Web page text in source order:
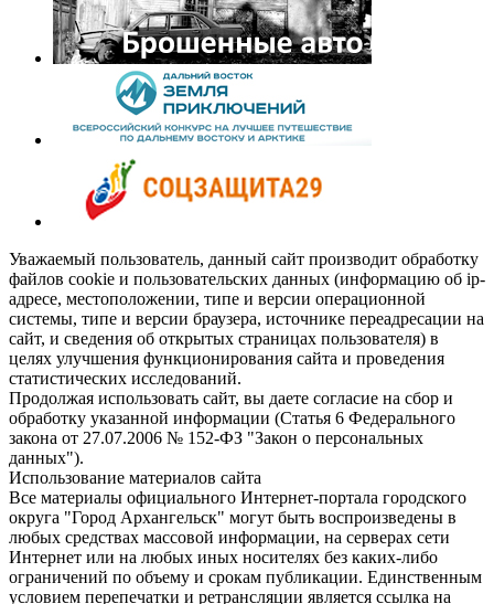
Уважаемый пользователь, данный сайт производит обработку
файлов cookie и пользовательских данных (информацию об ip-
адресе, местоположении, типе и версии операционной
системы, типе и версии браузера, источнике переадресации на
сайт, и сведения об открытых страницах пользователя) в
целях улучшения функционирования сайта и проведения
статистических исследований.
Продолжая использовать сайт, вы даете согласие на сбор и
обработку указанной информации (Статья 6 Федерального
закона от 27.07.2006 № 152-ФЗ "Закон о персональных
данных").
Использование материалов сайта
Все материалы официального Интернет-портала городского
округа "Город Архангельск" могут быть воспроизведены в
любых средствах массовой информации, на серверах сети
Интернет или на любых иных носителях без каких-либо
ограничений по объему и срокам публикации. Единственным
условием перепечатки и ретрансляции является ссылка на